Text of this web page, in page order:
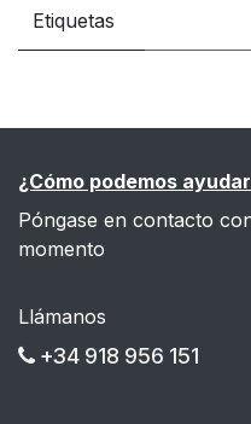
Etiquetas
¿Cómo podemos
Póngase en contacto
momento
Llámanos
+34 918 956 151